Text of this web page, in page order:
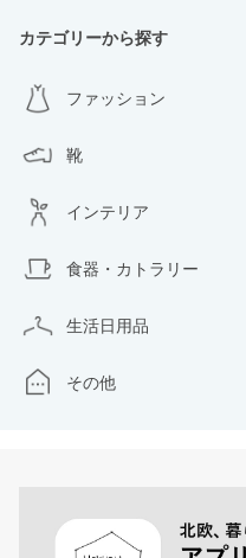
カテゴリーから探す
ファッション
靴
インテリア
食器・カトラリー
生活日用品
その他